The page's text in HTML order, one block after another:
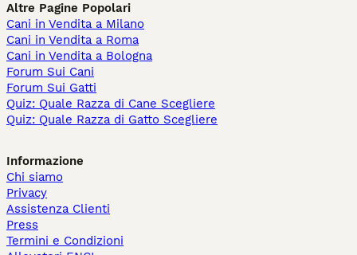
Altre Pagine Popolari
Cani in Vendita a Milano
Cani in Vendita a Roma
Cani in Vendita a Bologna
Forum Sui Cani
Forum Sui Gatti
Quiz: Quale Razza di Cane Scegliere
Quiz: Quale Razza di Gatto Scegliere
Informazione
Chi siamo
Privacy
Assistenza Clienti
Press
Termini e Condizioni